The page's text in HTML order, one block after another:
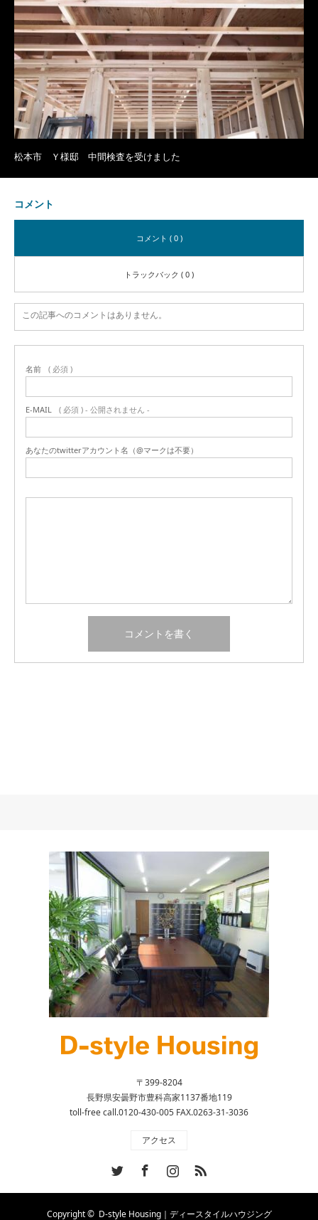
松本市 Ｙ様邸 中間検査を受けました
コメント
コメント ( 0 )
トラックバック ( 0 )
この記事へのコメントはありません。
名前 ( 必須 )
E-MAIL ( 必須 ) - 公開されません -
あなたのtwitterアカウント名（@マークは不要）
〒399-8204
長野県安曇野市豊科高家1137番地119
toll-free call.0120-430-005 FAX.0263-31-3036
アクセス
Copyright © D-style Housing｜ディースタイルハウジング